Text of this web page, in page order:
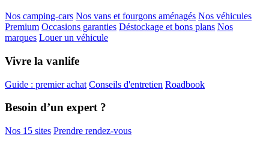
Nos camping-cars Nos vans et fourgons aménagés Nos véhicules
Premium Occasions garanties Déstockage et bons plans Nos
marques Louer un véhicule
Vivre la vanlife
Guide : premier achat Conseils d'entretien Roadbook
Besoin d’un expert ?
Nos 15 sites Prendre rendez-vous